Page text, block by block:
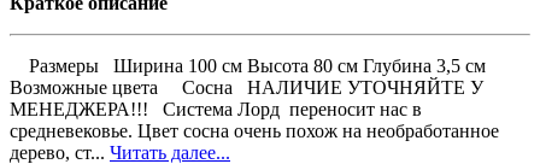
Размеры Ширина 100 см Высота 80 см Глубина 3,5 см
Возможные цвета Сосна НАЛИЧИЕ УТОЧНЯЙТЕ У
МЕНЕДЖЕРА!!! Система Лорд переносит нас в
средневековье. Цвет сосна очень похож на необработанное
дерево, ст... Читать далее...